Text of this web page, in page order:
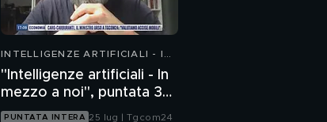
INTELLIGENZE ARTIFICIALI - IN
"Intelligenze artificiali - In
mezzo a noi", puntata 35:
il progetto Glasswing
PUNTATA INTERA 25 lug | Tgcom24